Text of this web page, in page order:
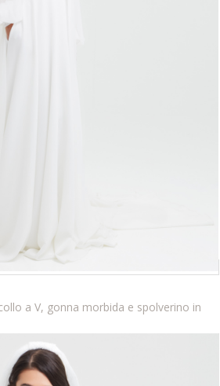
a V, gonna morbida e spolverino in